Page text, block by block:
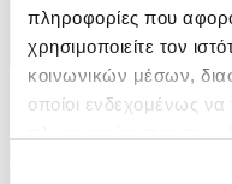
πληροφορίες που
χρησιμοποιείτε τον
κοινωνικών μέσων,
οποίοι ενδεχομένως
Σύνδεση
Σύνδεση